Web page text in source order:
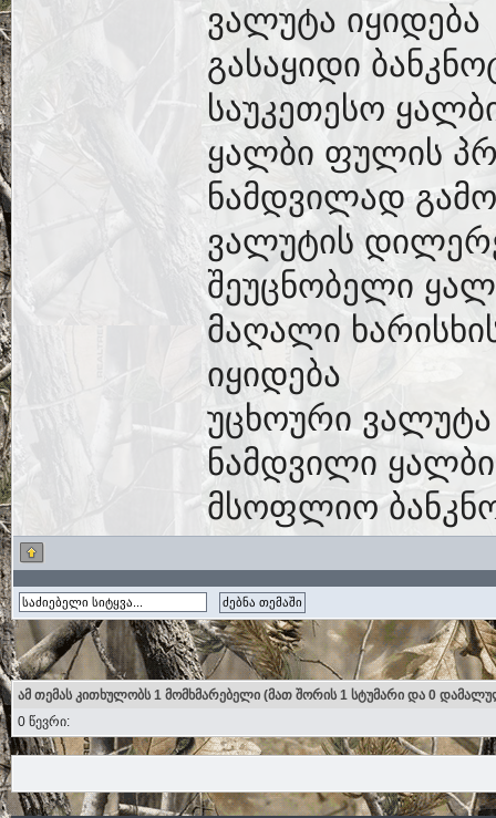
ვალუტა იყიდება
გასაყიდი
საუკეთესო
ყალბი ფულის
ნამდვილად
ვალუტის
შეუცნობელი
მაღალი
იყიდება
უცხოური ვალუტა
ნამდვილი
მსოფლიო
ამ თემას კითხულობს 1 მომხმარებელი (მათ შორის 1 სტუმარი და 0
0 წევრი: